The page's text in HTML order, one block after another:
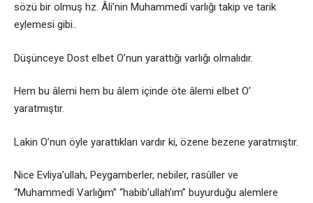
sözü bir olmuş hz. Âli’nin Muhammedî varlığı takip ve tarik
eylemesi gibi..
Düşünceye Dost elbet O’nun yarattığı varlığı olmalıdır.
Hem bu âlemi hem bu âlem içinde öte âlemi elbet O’
yaratmıştır.
Lakin O’nun öyle yarattıkları vardır ki, özene bezene yaratmıştır.
Nice Evliya’ullah, Peygamberler, nebiler, rasûller ve
“Muhammedî Varlığım” “habib’ullah’ım” buyurduğu alemlere